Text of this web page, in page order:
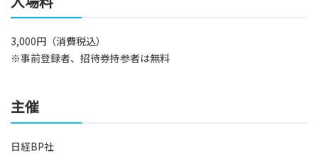
3,000円（消費税込）
※事前登録者、招待券持参者は無料
主催
日経BP社